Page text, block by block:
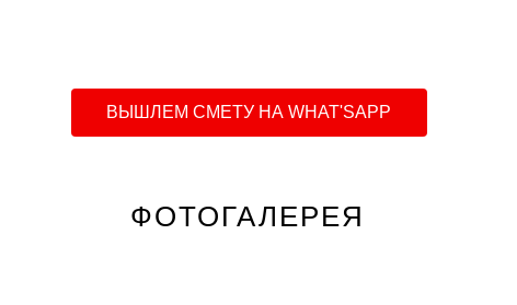
ВЫШЛЕМ СМЕТУ НА WHAT'SAPP
ФОТОГАЛЕРЕЯ